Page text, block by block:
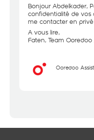
Bonjour Abdelkader,
confidentialité de vos
me contacter en
A vous lire,
Faten, Team Ooredoo
Ooredoo